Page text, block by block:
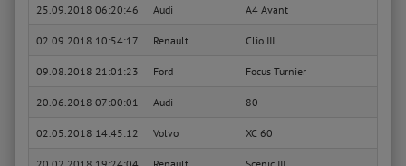
25.09.2018 06:20:46 Audi A4 Avant
02.09.2018 10:54:17 Renault Clio III
09.08.2018 21:01:23 Ford Focus Turnier
20.06.2018 07:00:01 Audi 80
02.05.2018 14:45:12 Volvo XC 60